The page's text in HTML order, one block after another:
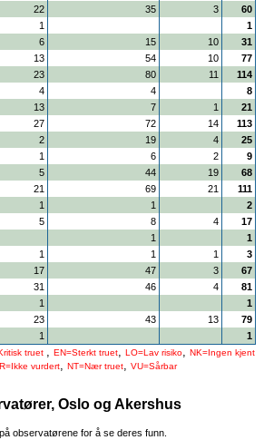
22 35 3
60
1
1
6 15 10
31
13 54 10
77
23 80 11
114
4 4
8
13 7 1
21
27 72 14
113
2 19 4
25
1 6 2
9
5 44 19
68
21 69 21
111
1 1
2
5 8 4
17
1
1
1 1 1
3
17 47 3
67
31 46 4
81
1
1
23 43 13
79
1 1
truet , EN=Sterkt truet, LO=Lav risiko, NK=Ingen kjent
vurdert, NT=Nær truet, VU=Sårbar
Oslo og Akershus
observatørene for å se deres funn.